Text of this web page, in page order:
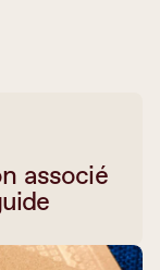
associé